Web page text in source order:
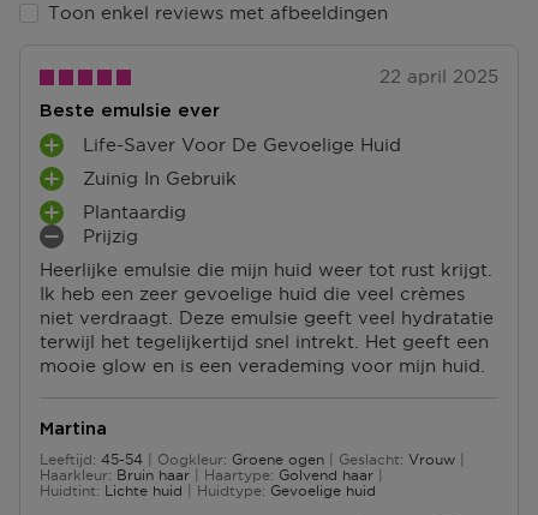
Toon enkel reviews met afbeeldingen
22 april 2025
Beste emulsie ever
Heerlijke emulsie die mijn huid weer tot rust krijgt.
Ik heb een zeer gevoelige huid die veel crèmes
niet verdraagt. Deze emulsie geeft veel hydratatie
terwijl het tegelijkertijd snel intrekt. Het geeft een
mooie glow en is een verademing voor mijn huid.
P
L
U
S
P
U
N
T
E
N
Life-Saver Voor De Gevoelige Huid
P
L
U
S
P
N
N
Zuinig In Gebruik
P
L
U
S
P
U
N
N
Plantaardig
M
I
N
P
U
N
N
Prijzig
Martina
Leeftijd
45 tot 5445-54 Oogkleur Groene ogen Geslacht
Vrouw
Haarkleur
Bruin haar Haartype
Golvend haar
Huidtint
Lichte huid Huidtype Gevoelige huid